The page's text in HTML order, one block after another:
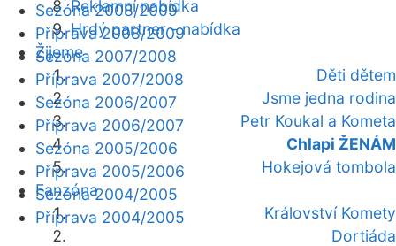
Reklamní nabídka
Hrdý partner - nabídka
Žijeme
Děti dětem
Jsme jedna rodina
Petr Koukal a Kometa
Chlapi ŽENÁM
Hokejová tombola
Fanzóna
Království Komety
Dortiáda
Sezóna 2008/2009
Příprava 2008/2009
Sezóna 2007/2008
Příprava 2007/2008
Sezóna 2006/2007
Příprava 2006/2007
Sezóna 2005/2006
Příprava 2005/2006
Sezóna 2004/2005
Příprava 2004/2005